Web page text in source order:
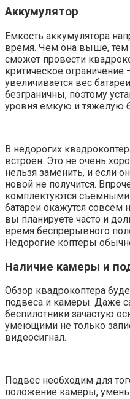
Аккумулятор
Емкость аккумулятора
время. Чем она выше, тем
сможет провести
критическое ограничение
увеличивается вес
безграничны, поэтому
уровня емкую и тяжелую
В недорогих
встроен. Это не очень
нельзя заменить, и если
новой не получится.
комплектуются
батареи окажутся
вы планируете часто и
время беспрерывного
Недорогие коптеры
Наличие камеры и
Обзор квадрокоптера
подвеса и камеры. Даже
беспилотники зачастую
умеющими не только
видеосигнал.
Подвес необходим для
положение камеры,